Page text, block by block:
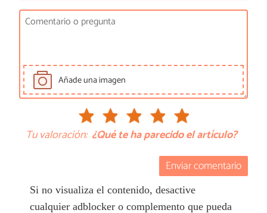
Añade una imagen
Tu valoración: ¿Qué te ha parecido el artículo?
Enviar comentario
Si no visualiza el contenido, desactive
cualquier adblocker o complemento que pueda